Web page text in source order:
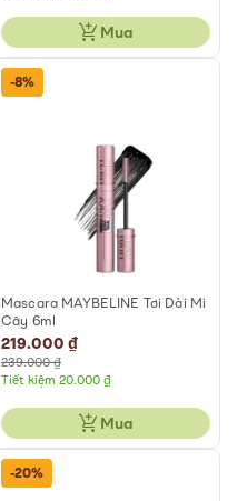
Mua
-8%
Mascara MAYBELINE Tơi Dài Mi
Cây 6ml
Special
Price
219.000 ₫
239.000 ₫
Tiết kiệm 20.000 ₫
Mua
-20%